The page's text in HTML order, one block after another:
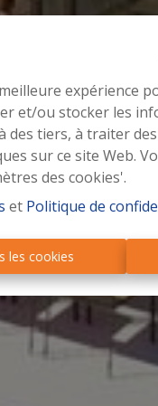
expérience
et/ou stocker les
des tiers, à traiter
sur ce site Web.
des cookies'.
et Politique de
les cookies